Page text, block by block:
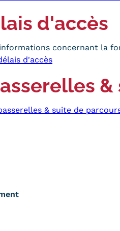
d'accès
concernant la
d'accès
& suite de